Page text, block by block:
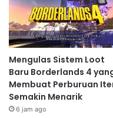
Mengulas Sistem Loot
Baru Borderlands 4
Membuat Perburuan
Semakin Menarik
6 jam ago